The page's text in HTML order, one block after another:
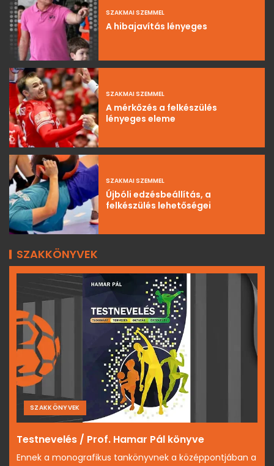
SZAKMAI SZEMMEL
A hibajavítás lényeges
SZAKMAI SZEMMEL
A mérkőzés a felkészülés
lényeges eleme
SZAKMAI SZEMMEL
Újbóli edzésbeállítás, a
felkészülés lehetőségei
SZAKKÖNYVEK
SZAKKÖNYVEK
Testnevelés / Prof. Hamar Pál könyve
Ennek a monografikus tankönyvnek a középpontjában a